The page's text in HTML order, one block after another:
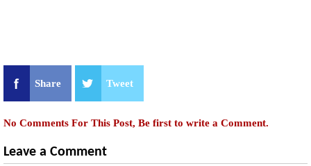
Share Tweet
No Comments For This Post, Be first to write a Comment.
Leave a Comment